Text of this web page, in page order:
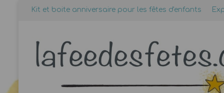
Kit et boite anniversaire pour les fêtes d'enfants